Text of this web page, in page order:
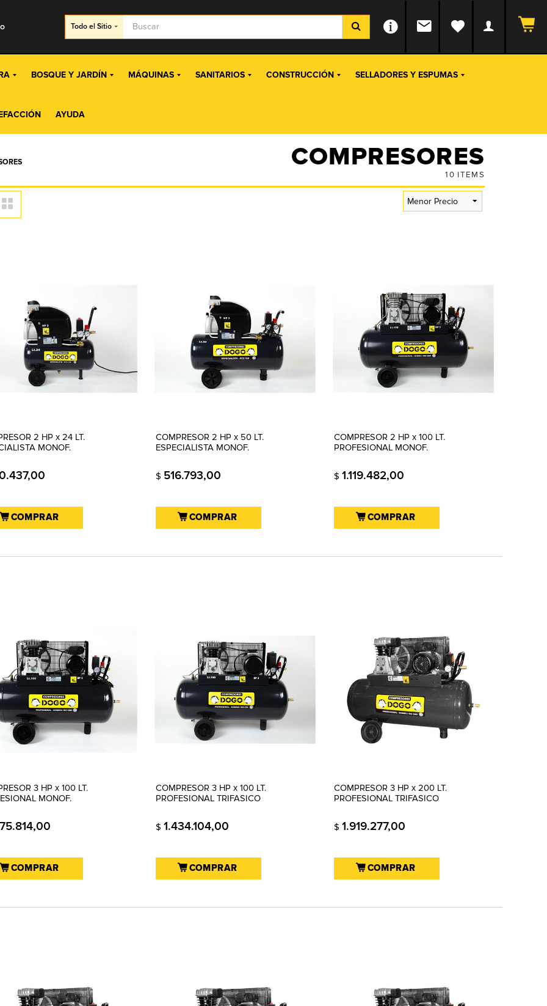
Todo el Sitio
BOSQUE Y JARDÍN MÁQUINAS SANITARIOS CONSTRUCCIÓN SELLADORES Y ESPUMAS
AYUDA
COMPRESORES
10 ITEMS
2 HP x 24 LT.
MONOF.
COMPRAR
COMPRESOR 2 HP x 50 LT.
ESPECIALISTA MONOF.
$ 516.793,00
COMPRAR
COMPRESOR 2 HP x 100 LT.
PROFESIONAL MONOF.
$ 1.119.482,00
COMPRAR
3 HP x 100 LT.
MONOF.
COMPRAR
COMPRESOR 3 HP x 100 LT.
PROFESIONAL TRIFASICO
$ 1.434.104,00
COMPRAR
COMPRESOR 3 HP x 200 LT.
PROFESIONAL TRIFASICO
$ 1.919.277,00
COMPRAR